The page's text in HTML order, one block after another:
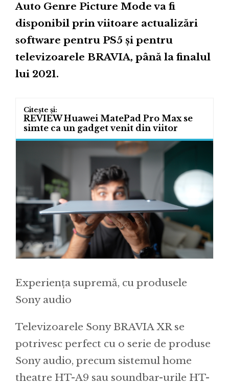
Auto Genre Picture Mode va fi
disponibil prin viitoare actualizări
software pentru PS5 și pentru
televizoarele BRAVIA, până la finalul
lui 2021.
REVIEW Huawei MatePad Pro Max se
simte ca un gadget venit din viitor
Experiența supremă, cu produsele
Sony audio
Televizoarele Sony BRAVIA XR se
potrivesc perfect cu o serie de produse
Sony audio, precum sistemul home
theatre HT-A9 sau soundbar-urile HT-